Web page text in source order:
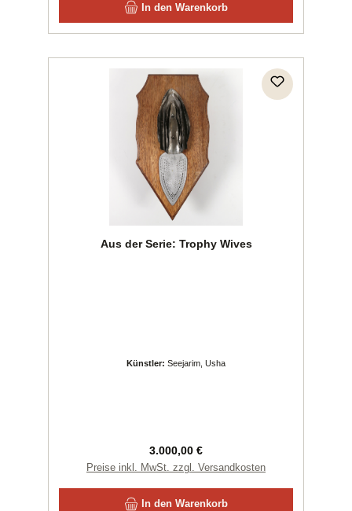
In den Warenkorb
Aus der Serie: Trophy Wives
Künstler: Seejarim, Usha
Regulärer Preis:
3.000,00 €
Preise inkl. MwSt. zzgl. Versandkosten
In den Warenkorb